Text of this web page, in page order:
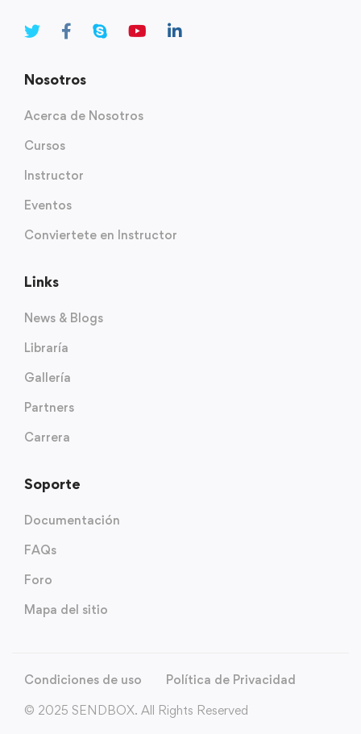
Nosotros
Acerca de Nosotros
Cursos
Instructor
Eventos
Conviertete en Instructor
Links
News & Blogs
Libraría
Gallería
Partners
Carrera
Soporte
Documentación
FAQs
Foro
Mapa del sitio
Condiciones de uso
Política de Privacidad
© 2025 SENDBOX. All Rights Reserved